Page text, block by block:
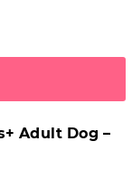
Adult Dog –